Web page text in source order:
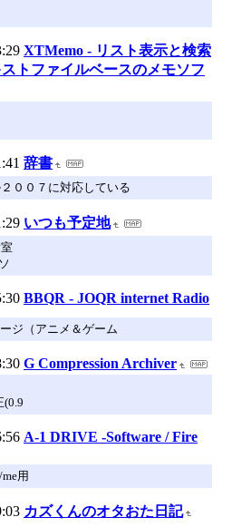
XTMemo - リスト表示と検索
トファイルベースのメモソフ
辞書
００７に対応している
いつも予定地
BBQR - JOQR internet Radio
ジ（アニメ＆ゲーム
G Compression Archiver
(0.9
A-1 DRIVE -Software / Fire
用
カズくんのオタおた日記